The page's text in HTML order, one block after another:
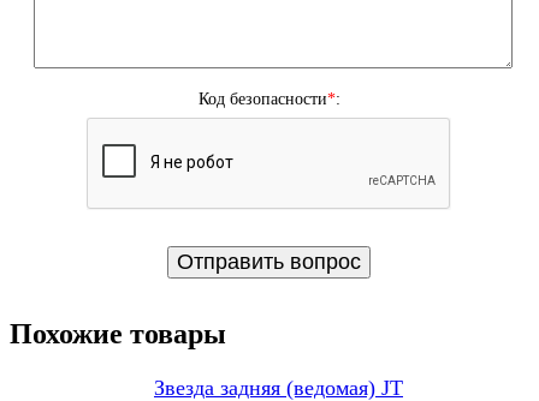
Код безопасности*:
Похожие товары
Звезда задняя (ведомая) JT